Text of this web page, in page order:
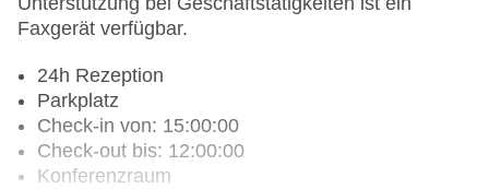
Faxgerät verfügbar.
24h Rezeption
Parkplatz
Check-in von: 15:00:00
Check-out bis: 12:00:00
Konferenzraum